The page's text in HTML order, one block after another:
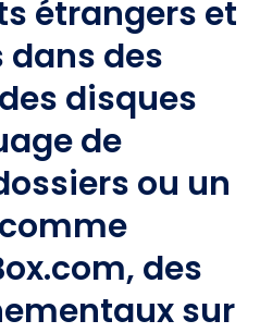
étrangers et
des
disques
de
ou un
des
sur